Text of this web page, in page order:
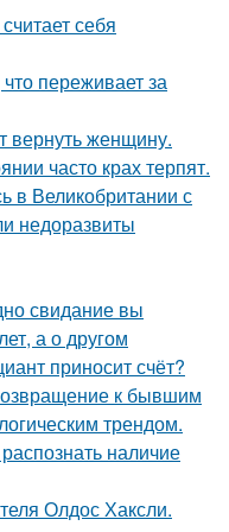
себя
переживает за
вернуть женщину.
часто крах терпят.
в Великобритании с
недоразвиты
свидание вы
а о другом
приносит счёт?
к бывшим
трендом.
наличие
Олдос Хаксли.